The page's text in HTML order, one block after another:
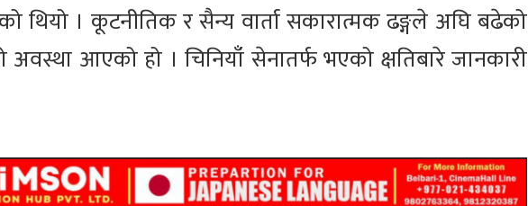
थियो । कूटनीतिक र सैन्य वार्ता सकारात्मक ढङ्गले अघि बढेको
आएको हो । चिनियाँ सेनातर्फ भएको क्षतिबारे जानकारी